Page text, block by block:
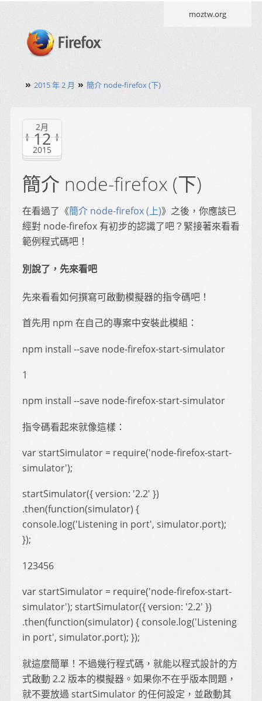
moztw.org
» 2015 年 2 月 » 簡介 node-firefox (下)
2月
12
2015
簡介 node-firefox (下)
在看過了《簡介 node-firefox (上)》之後，你應該已
經對 node-firefox 有初步的認識了吧？緊接著來看看
範例程式碼吧！
別說了，先來看吧
先來看看如何撰寫可啟動模擬器的指令碼吧！
首先用 npm 在自己的專案中安裝此模組：
npm install --save node-firefox-start-simulator
1
npm install --save node-firefox-start-simulator
指令碼看起來就像這樣：
var startSimulator = require('node-firefox-start-
simulator');
startSimulator({ version: '2.2' })
.then(function(simulator) {
console.log('Listening in port', simulator.port);
});
123456
var startSimulator = require('node-firefox-start-
simulator'); startSimulator({ version: '2.2' })
.then(function(simulator) { console.log('Listening
in port', simulator.port); });
就這麼簡單！不過幾行程式碼，就能以程式設計的方
式啟動 2.2 版本的模擬器。如果你不在乎版本問題，
就不要放過 startSimulator 的任何設定，並啟動其